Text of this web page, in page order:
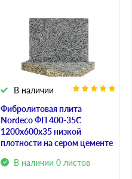
Фибролитовая плита
Nordeco ФП 400-35С
1200х600х35 низкой
плотности на сером цементе
В наличии 0 листов
В наличии